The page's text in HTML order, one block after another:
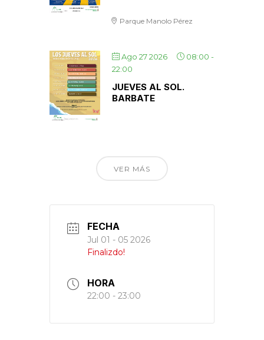
Parque Manolo Pérez
Ago 27 2026 08:00 -
22:00
JUEVES AL SOL.
BARBATE
VER MÁS
FECHA
Jul 01 - 05 2026
Finalizdo!
HORA
22:00 - 23:00